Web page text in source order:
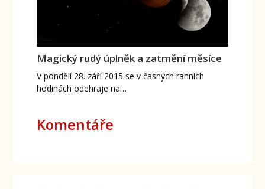
Magický rudý úplněk a zatmění měsíce
V pondělí 28. září 2015 se v časných ranních
hodinách odehraje na…
Komentáře